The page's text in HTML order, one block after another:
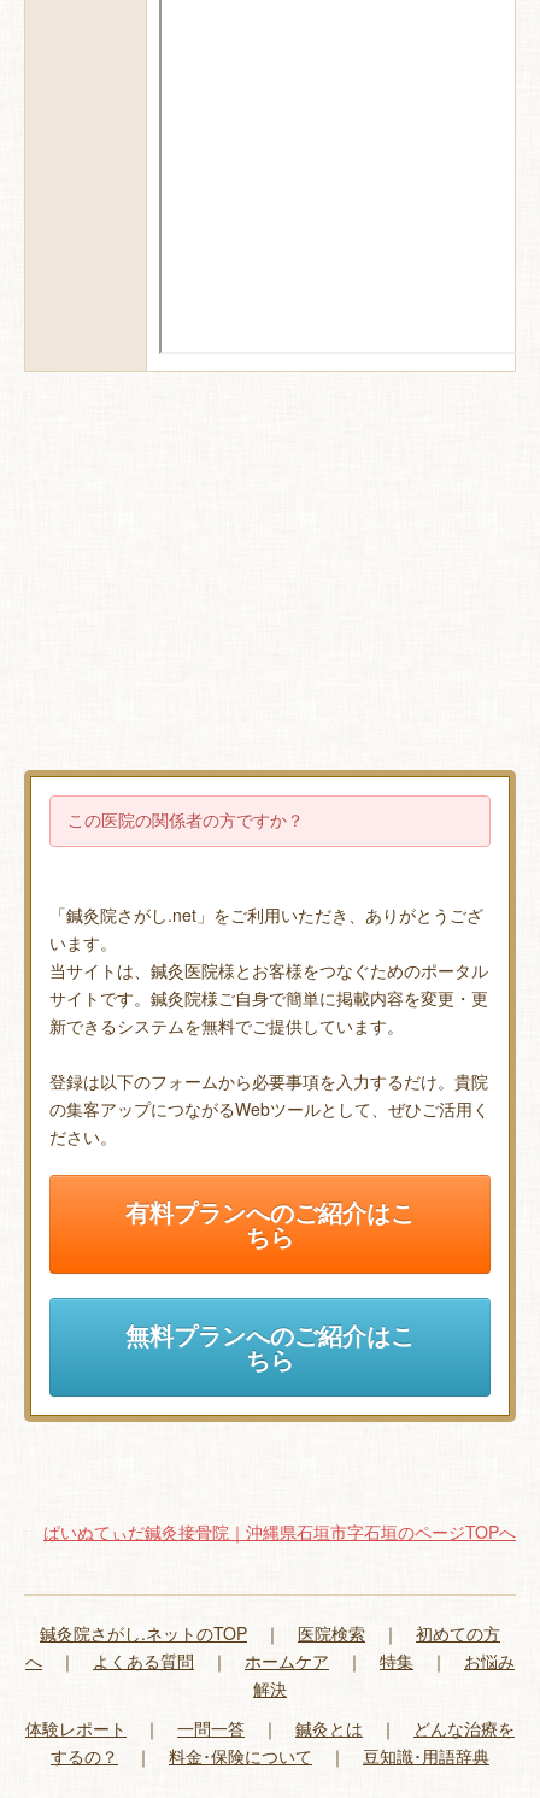
この医院の関係者の方ですか？
「鍼灸院さがし.net」をご利用いただき、ありがとうござ
います。
当サイトは、鍼灸医院様とお客様をつなぐためのポータル
サイトです。鍼灸院様ご自身で簡単に掲載内容を変更・更
新できるシステムを無料でご提供しています。
登録は以下のフォームから必要事項を入力するだけ。貴院
の集客アップにつながるWebツールとして、ぜひご活用く
ださい。
有料プランへのご紹介はこ
ちら
無料プランへのご紹介はこ
ちら
ぱいぬてぃだ鍼灸接骨院｜沖縄県石垣市字石垣のページTOPへ
鍼灸院さがし.ネットのTOP ｜ 医院検索 ｜ 初めての方
へ ｜ よくある質問 ｜ ホームケア ｜ 特集 ｜ お悩み
解決
体験レポート
｜ 一問一答 ｜ 鍼灸とは ｜ どんな治療を
するの？
｜ 料金･保険について ｜ 豆知識･用語辞典